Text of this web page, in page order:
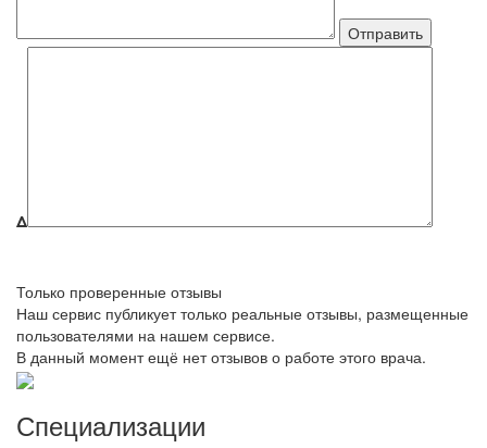
Δ
Только проверенные отзывы
Наш сервис публикует только реальные отзывы, размещенные
пользователями на нашем сервисе.
В данный момент ещё нет отзывов о работе этого врача.
Специализации